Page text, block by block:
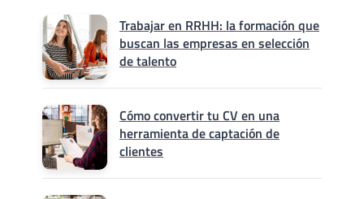
Trabajar en RRHH: la formación que
buscan las empresas en selección
de talento
Cómo convertir tu CV en una
herramienta de captación de
clientes